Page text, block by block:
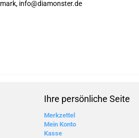
info@diamonster.de
Ihre persönliche Seite
Merkzettel
Mein Konto
Kasse